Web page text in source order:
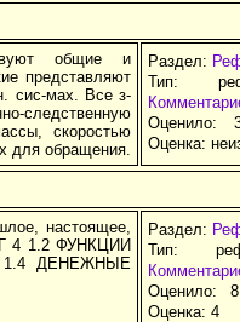
общие и
представляют
сис-мах. Все з-
следственную
скоростью
для обращения.
Раздел:
Тип:
Оценило:
Оценка:
настоящее,
4 1.2 ФУНКЦИИ
ДЕНЕЖНЫЕ
Раздел:
Тип:
Оценило:
Оценка: 4